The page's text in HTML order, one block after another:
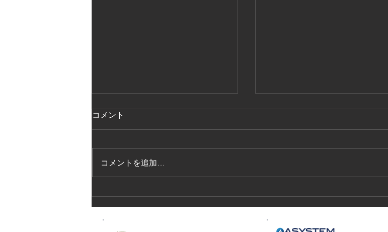
法的保護講習の実施
技能実習生１２名入国-フィリ
ピン、ベトナム
コメント
コメントを追加…